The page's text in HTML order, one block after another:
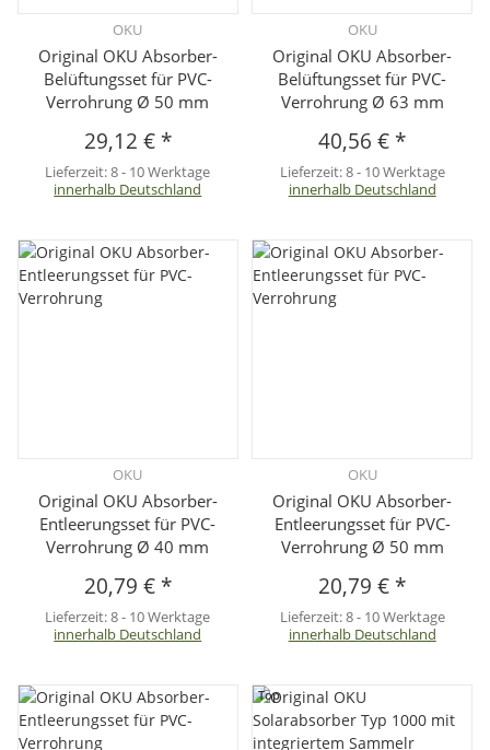
OKU
Original OKU Absorber-
Belüftungsset für PVC-
Verrohrung Ø 50 mm
29,12 € *
Lieferzeit:8 - 10 Werktage
innerhalb Deutschland
OKU
Original OKU Absorber-
Belüftungsset für PVC-
Verrohrung Ø 63 mm
40,56 € *
Lieferzeit:8 - 10 Werktage
innerhalb Deutschland
OKU
Original OKU Absorber-
Entleerungsset für PVC-
Verrohrung Ø 40 mm
20,79 € *
Lieferzeit:8 - 10 Werktage
innerhalb Deutschland
OKU
Original OKU Absorber-
Entleerungsset für PVC-
Verrohrung Ø 50 mm
20,79 € *
Lieferzeit:8 - 10 Werktage
innerhalb Deutschland
Top